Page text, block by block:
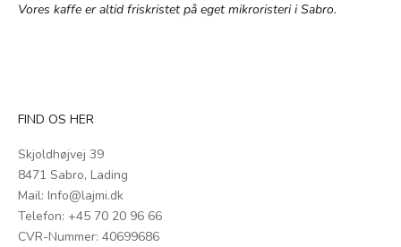
Vores kaffe er altid friskristet på eget mikroristeri i Sabro.
FIND OS HER
Skjoldhøjvej 39
8471 Sabro, Lading
Mail: Info@lajmi.dk
Telefon: +45 70 20 96 66
CVR-Nummer: 40699686